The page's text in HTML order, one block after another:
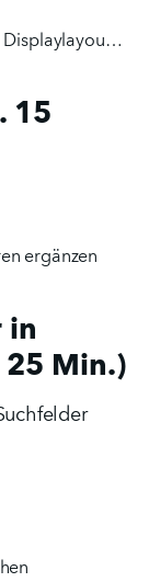
Weitere Anpassungen vornehmen zum Displaylayout und der Galerie
15
ergänzen
in
25 Min.)